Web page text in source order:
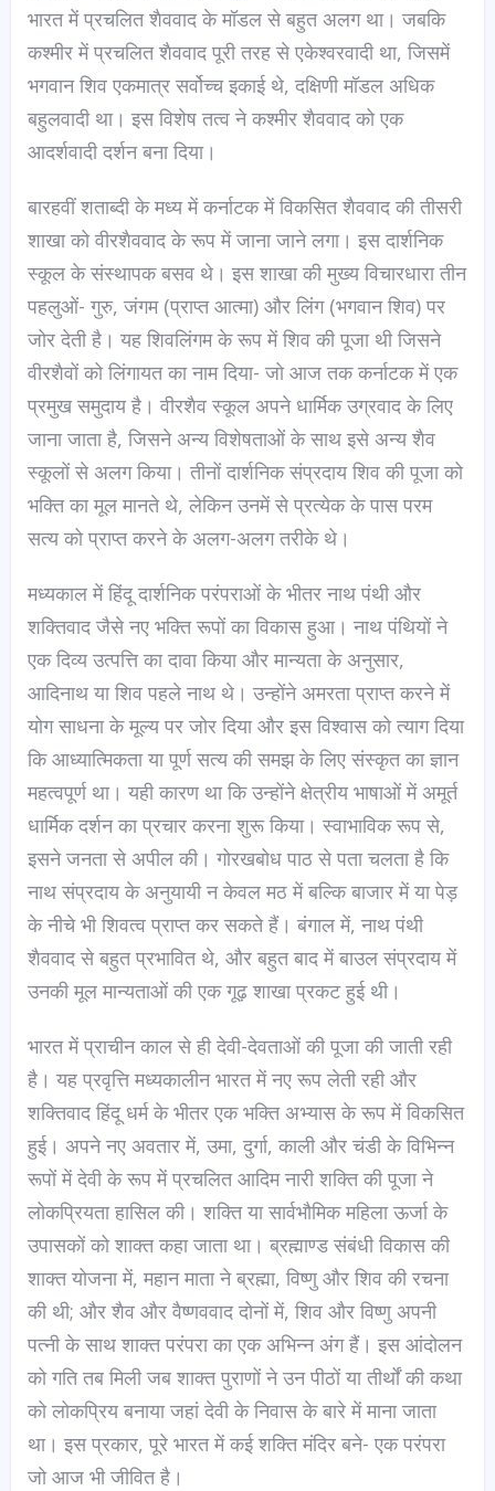
भारत में प्रचलित शैववाद के मॉडल से बहुत अलग था। जबकि
कश्मीर में प्रचलित शैववाद पूरी तरह से एकेश्वरवादी था, जिसमें
भगवान शिव एकमात्र सर्वोच्च इकाई थे, दक्षिणी मॉडल अधिक
बहुलवादी था। इस विशेष तत्व ने कश्मीर शैववाद को एक
आदर्शवादी दर्शन बना दिया।
बारहवीं शताब्दी के मध्य में कर्नाटक में विकसित शैववाद की तीसरी
शाखा को वीरशैववाद के रूप में जाना जाने लगा। इस दार्शनिक
स्कूल के संस्थापक बसव थे। इस शाखा की मुख्य विचारधारा तीन
पहलुओं- गुरु, जंगम (प्राप्त आत्मा) और लिंग (भगवान शिव) पर
जोर देती है। यह शिवलिंगम के रूप में शिव की पूजा थी जिसने
वीरशैवों को लिंगायत का नाम दिया- जो आज तक कर्नाटक में एक
प्रमुख समुदाय है। वीरशैव स्कूल अपने धार्मिक उग्रवाद के लिए
जाना जाता है, जिसने अन्य विशेषताओं के साथ इसे अन्य शैव
स्कूलों से अलग किया। तीनों दार्शनिक संप्रदाय शिव की पूजा को
भक्ति का मूल मानते थे, लेकिन उनमें से प्रत्येक के पास परम
सत्य को प्राप्त करने के अलग-अलग तरीके थे।
मध्यकाल में हिंदू दार्शनिक परंपराओं के भीतर नाथ पंथी और
शक्तिवाद जैसे नए भक्ति रूपों का विकास हुआ। नाथ पंथियों ने
एक दिव्य उत्पत्ति का दावा किया और मान्यता के अनुसार,
आदिनाथ या शिव पहले नाथ थे। उन्होंने अमरता प्राप्त करने में
योग साधना के मूल्य पर जोर दिया और इस विश्वास को त्याग दिया
कि आध्यात्मिकता या पूर्ण सत्य की समझ के लिए संस्कृत का ज्ञान
महत्वपूर्ण था। यही कारण था कि उन्होंने क्षेत्रीय भाषाओं में अमूर्त
धार्मिक दर्शन का प्रचार करना शुरू किया। स्वाभाविक रूप से,
इसने जनता से अपील की। गोरखबोध पाठ से पता चलता है कि
नाथ संप्रदाय के अनुयायी न केवल मठ में बल्कि बाजार में या पेड़
के नीचे भी शिवत्व प्राप्त कर सकते हैं। बंगाल में, नाथ पंथी
शैववाद से बहुत प्रभावित थे, और बहुत बाद में बाउल संप्रदाय में
उनकी मूल मान्यताओं की एक गूढ़ शाखा प्रकट हुई थी।
भारत में प्राचीन काल से ही देवी-देवताओं की पूजा की जाती रही
है। यह प्रवृत्ति मध्यकालीन भारत में नए रूप लेती रही और
शक्तिवाद हिंदू धर्म के भीतर एक भक्ति अभ्यास के रूप में विकसित
हुई। अपने नए अवतार में, उमा, दुर्गा, काली और चंडी के विभिन्न
रूपों में देवी के रूप में प्रचलित आदिम नारी शक्ति की पूजा ने
लोकप्रियता हासिल की। शक्ति या सार्वभौमिक महिला ऊर्जा के
उपासकों को शाक्त कहा जाता था। ब्रह्माण्ड संबंधी विकास की
शाक्त योजना में, महान माता ने ब्रह्मा, विष्णु और शिव की रचना
की थी; और शैव और वैष्णववाद दोनों में, शिव और विष्णु अपनी
पत्नी के साथ शाक्त परंपरा का एक अभिन्न अंग हैं। इस आंदोलन
को गति तब मिली जब शाक्त पुराणों ने उन पीठों या तीर्थों की कथा
को लोकप्रिय बनाया जहां देवी के निवास के बारे में माना जाता
था। इस प्रकार, पूरे भारत में कई शक्ति मंदिर बने- एक परंपरा
जो आज भी जीवित है।